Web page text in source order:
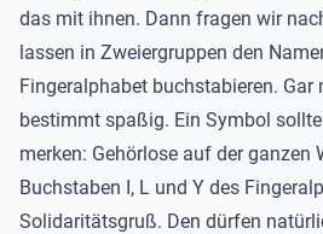
das mit ihnen. Dann fragen wir
lassen in Zweiergruppen den
Fingeralphabet buchstabieren. Gar
bestimmt spaßig. Ein Symbol
merken: Gehörlose auf der ganzen
Buchstaben I, L und Y des
Solidaritätsgruß. Den dürfen